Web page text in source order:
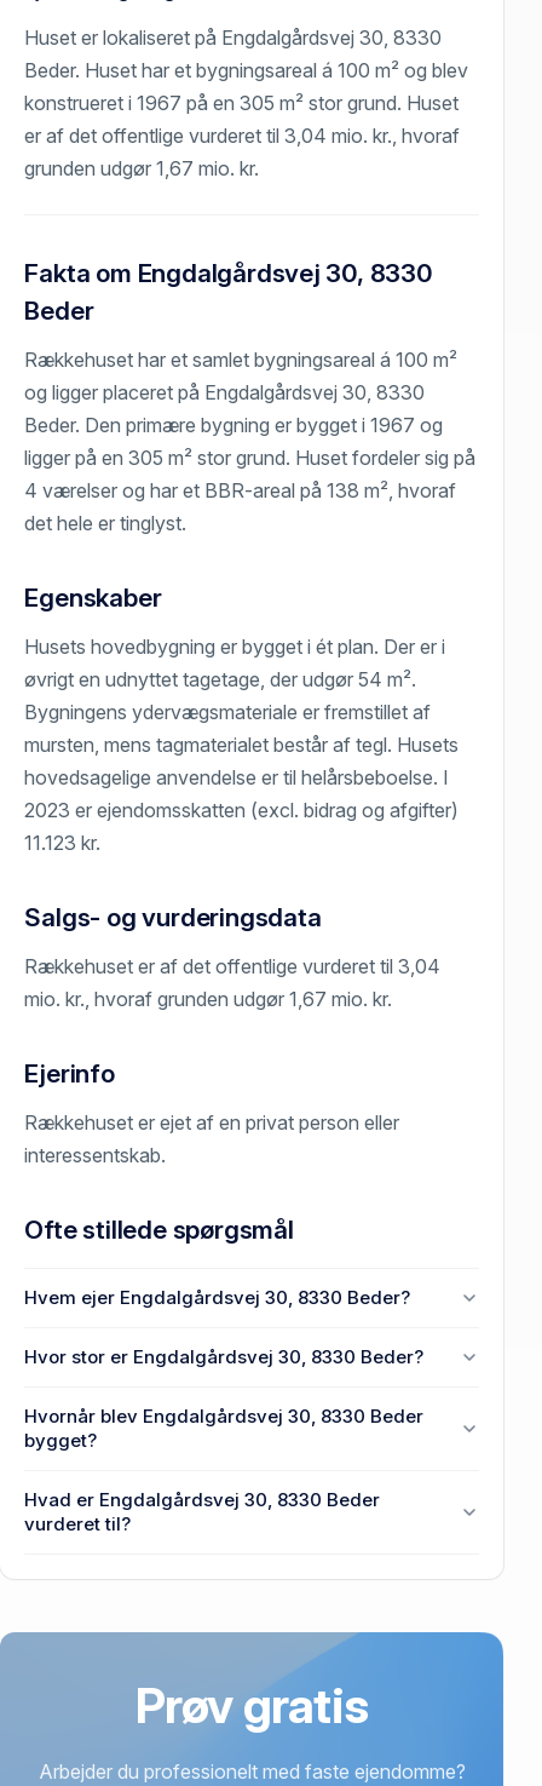
Huset er lokaliseret på Engdalgårdsvej 30, 8330
Beder. Huset har et bygningsareal á 100 m² og blev
konstrueret i 1967 på en 305 m² stor grund. Huset
er af det offentlige vurderet til 3,04 mio. kr., hvoraf
grunden udgør 1,67 mio. kr.
Fakta om Engdalgårdsvej 30, 8330
Beder
Rækkehuset har et samlet bygningsareal á 100 m²
og ligger placeret på Engdalgårdsvej 30, 8330
Beder. Den primære bygning er bygget i 1967 og
ligger på en 305 m² stor grund. Huset fordeler sig på
4 værelser og har et BBR-areal på 138 m², hvoraf
det hele er tinglyst.
Egenskaber
Husets hovedbygning er bygget i ét plan. Der er i
øvrigt en udnyttet tagetage, der udgør 54 m².
Bygningens ydervægsmateriale er fremstillet af
mursten, mens tagmaterialet består af tegl. Husets
hovedsagelige anvendelse er til helårsbeboelse. I
2023 er ejendomsskatten (excl. bidrag og afgifter)
11.123 kr.
Salgs- og vurderingsdata
Rækkehuset er af det offentlige vurderet til 3,04
mio. kr., hvoraf grunden udgør 1,67 mio. kr.
Ejerinfo
Rækkehuset er ejet af en privat person eller
interessentskab.
Ofte stillede spørgsmål
Hvem ejer Engdalgårdsvej 30, 8330 Beder?
Hvor stor er Engdalgårdsvej 30, 8330 Beder?
30, 8330 Beder.
Hvornår blev Engdalgårdsvej 30, 8330 Beder
bygget?
Engdalgårdsvej 30, 8330 Beder.
Hvad er Engdalgårdsvej 30, 8330 Beder
vurderet til?
Prøv gratis
Arbejder du professionelt med faste ejendomme?